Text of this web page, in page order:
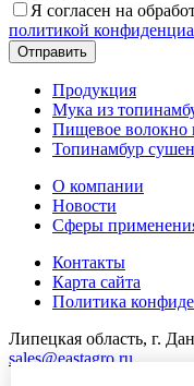
Я согласен на
политикой
Отправить
Продукция
Мука из
Пищевое волокно
Топинамбур
О компании
Новости
Сферы
Контакты
Карта сайта
Политика
Липецкая область, г.
sales@eastagro.ru